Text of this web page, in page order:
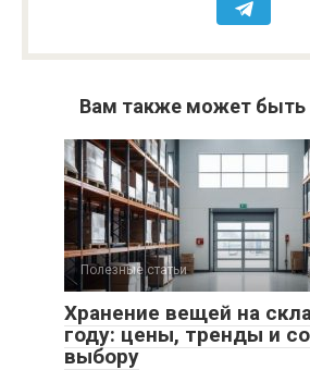
Вам также может быть
Полезные статьи
Хранение вещей на
году: цены, тренды и
выбору